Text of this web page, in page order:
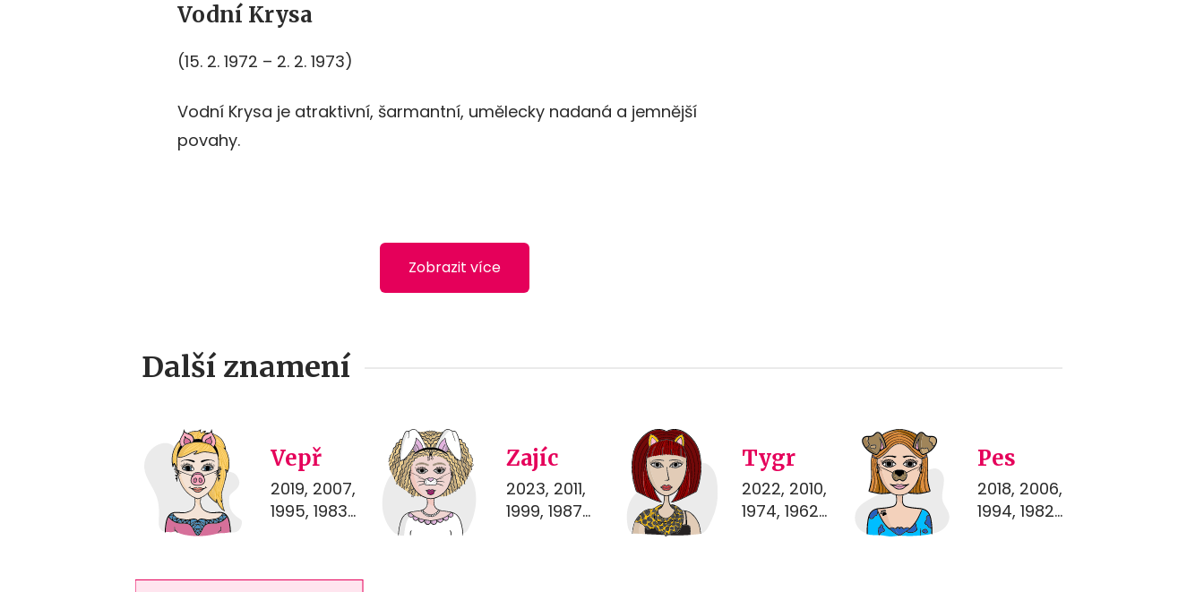
Vodní Krysa
(15. 2. 1972 – 2. 2. 1973)
Vodní Krysa je atraktivní, šarmantní, umělecky nadaná a jemnější
povahy.
Zobrazit více
Další znamení
Vepř
2019, 2007,
1995, 1983...
Zajíc
2023, 2011,
1999, 1987...
Tygr
2022, 2010,
1974, 1962...
Pes
2018, 2006,
1994, 1982...